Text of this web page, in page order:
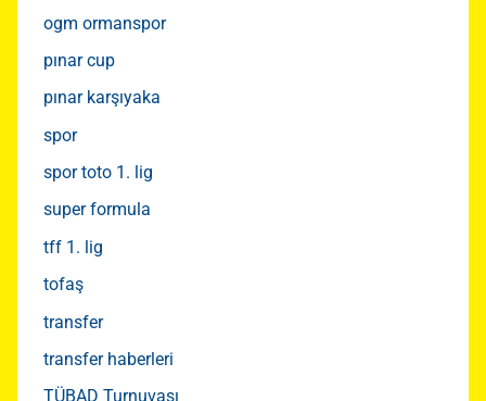
ogm ormanspor
pınar cup
pınar karşıyaka
spor
spor toto 1. lig
super formula
tff 1. lig
tofaş
transfer
transfer haberleri
TÜBAD Turnuvası